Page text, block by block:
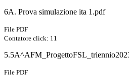
6A. Prova simulazione ita 1.pdf
File PDF
Contatore click: 11
File PDF